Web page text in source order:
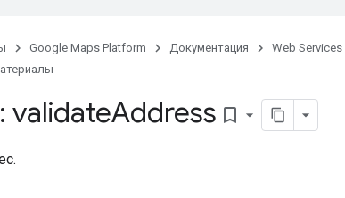
Google Maps Platform Документация Web Services
validateAddress bookmark_border